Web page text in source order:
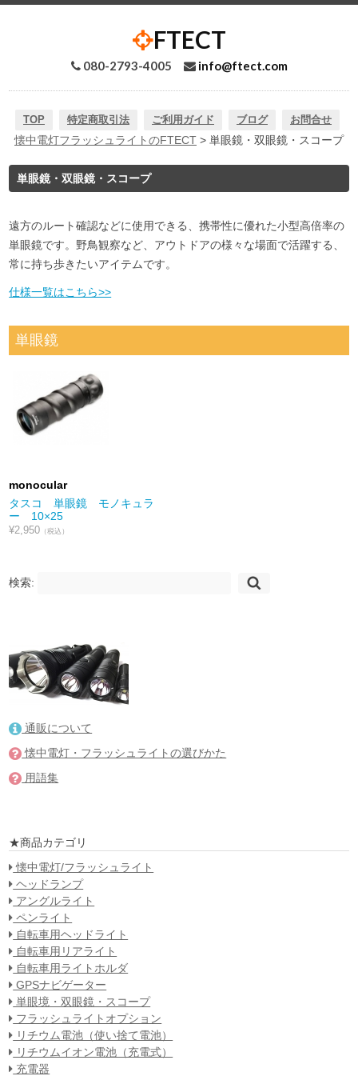
FTECT
080-2793-4005 info@ftect.com
TOP 特定商取引法 ご利用ガイド ブログ お問合せ
懐中電灯フラッシュライトのFTECT > 単眼鏡・双眼鏡・スコープ
単眼鏡・双眼鏡・スコープ
遠方のルート確認などに使用できる、携帯性に優れた小型高倍率の
単眼鏡です。野鳥観察など、アウトドアの様々な場面で活躍する、
常に持ち歩きたいアイテムです。
仕様一覧はこちら>>
単眼鏡
monocular
タスコ 単眼鏡 モノキュラ
ー 10×25
¥2,950 （税込）
検索:
通販について
懐中電灯・フラッシュライトの選びかた
用語集
★商品カテゴリ
懐中電灯/フラッシュライト
ヘッドランプ
アングルライト
ペンライト
自転車用ヘッドライト
自転車用リアライト
自転車用ライトホルダ
GPSナビゲーター
単眼境・双眼鏡・スコープ
フラッシュライトオプション
リチウム電池（使い捨て電池）
リチウムイオン電池（充電式）
充電器